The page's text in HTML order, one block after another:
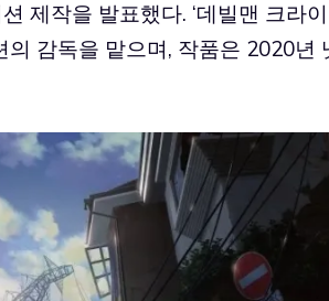
제작을 발표했다. ‘데빌맨 크라이
의 감독을 맡으며, 작품은 2020년